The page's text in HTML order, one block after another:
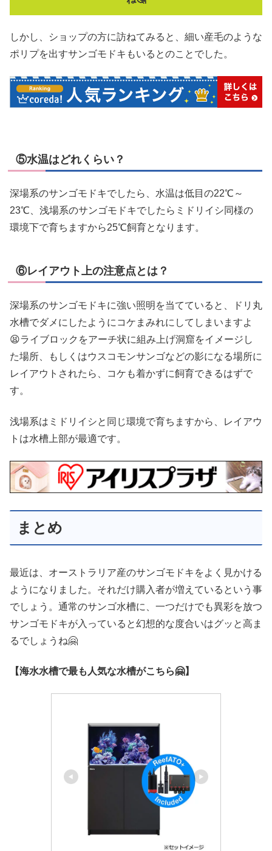
しかし、ショップの方に訪ねてみると、細い産毛のような
ポリプを出すサンゴモドキもいるとのことでした。
⑤水温はどれくらい？
深場系のサンゴモドキでしたら、水温は低目の22℃～
23℃、浅場系のサンゴモドキでしたらミドリイシ同様の
環境下で育ちますから25℃飼育となります。
⑥レイアウト上の注意点とは？
深場系のサンゴモドキに強い照明を当てていると、ドリ丸
水槽でダメにしたようにコケまみれにしてしまいますよ
😫ライブロックをアーチ状に組み上げ洞窟をイメージし
た場所、もしくはウスコモンサンゴなどの影になる場所に
レイアウトされたら、コケも着かずに飼育できるはずで
す。
浅場系はミドリイシと同じ環境で育ちますから、レイアウ
トは水槽上部が最適です。
まとめ
最近は、オーストラリア産のサンゴモドキをよく見かける
ようになりました。それだけ購入者が増えているという事
でしょう。通常のサンゴ水槽に、一つだけでも異彩を放つ
サンゴモドキが入っていると幻想的な度合いはグッと高ま
るでしょうね🤗
【海水水槽で最も人気な水槽がこちら🤗】